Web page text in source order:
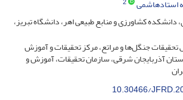
استادهاشمی
دانشکده کشاورزی و منابع طبیعی اهر، دانشگاه تبریز،
جنگل‌ها و مراتع، مرکز تحقیقات و آموزش
آذربایجان شرقی، سازمان تحقیقات، آموزش و
10.30466/